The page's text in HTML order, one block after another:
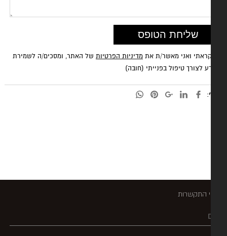
ואני מאשר/ת אתמדיניות הפרטיותשל האתר, ומסכים/ה לשמירת
לצורך טיפול בפנייתי (חובה)
התקשרות